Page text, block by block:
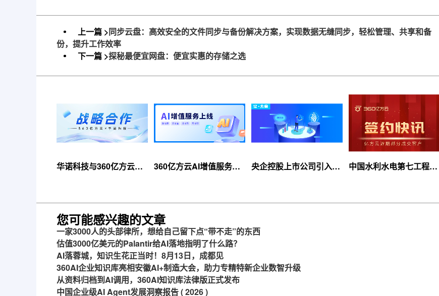
上一篇 >同步云盘：高效安全的文件同步与备份解决方案，实现数据无缝同步，轻松管理、共享和备
份，提升工作效率
下一篇 >探秘最便宜网盘：便宜实惠的存储之选
华诺科技与360亿方云达
360亿方云AI增值服务上
央企控股上市公司引入
中国水利水电第七工程
您可能感兴趣的文章
一家3000人的头部律所，想给自己留下点“带不走”的东西
估值3000亿美元的Palantir给AI落地指明了什么路？
AI落蓉城，知识生花正当时！8月13日，成都见
360AI企业知识库亮相安徽AI+制造大会，助力专精特新企业数智升级
从资料归档到AI调用，360AI知识库法律版正式发布
中国企业级AI Agent发展洞察报告 ( 2026 )